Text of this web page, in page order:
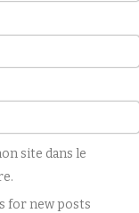
site dans le
for new posts